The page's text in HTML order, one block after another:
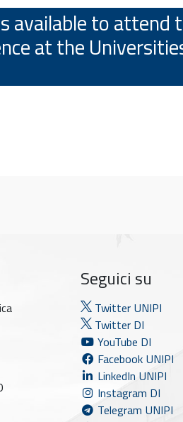
available to attend
at the
Seguici su
Twitter UNIPI
Twitter DI
YouTube DI
Facebook UNIPI
LinkedIn UNIPI
Instagram DI
Telegram UNIPI